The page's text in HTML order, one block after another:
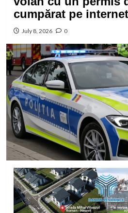
cumpărat pe internet
July 8, 2026 0